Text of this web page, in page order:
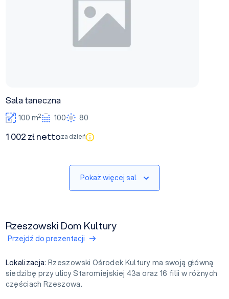
Sala taneczna
100 m2 100 80
1 002 zł nettoza dzień
Pokaż więcej sal
Rzeszowski Dom Kultury
Przejdź do prezentacji
Lokalizacja: Rzeszowski Ośrodek Kultury ma swoją główną
siedzibę przy ulicy Staromiejskiej 43a oraz 16 filii w różnych
częściach Rzeszowa.